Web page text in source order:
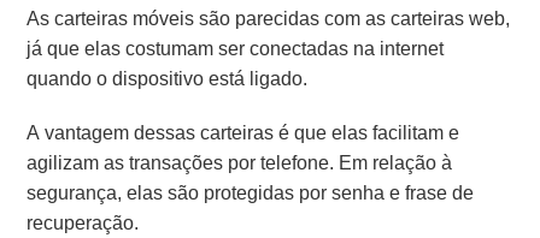
As carteiras móveis são parecidas com as carteiras web,
já que elas costumam ser conectadas na internet
quando o dispositivo está ligado.
A vantagem dessas carteiras é que elas facilitam e
agilizam as transações por telefone. Em relação à
segurança, elas são protegidas por senha e frase de
recuperação.